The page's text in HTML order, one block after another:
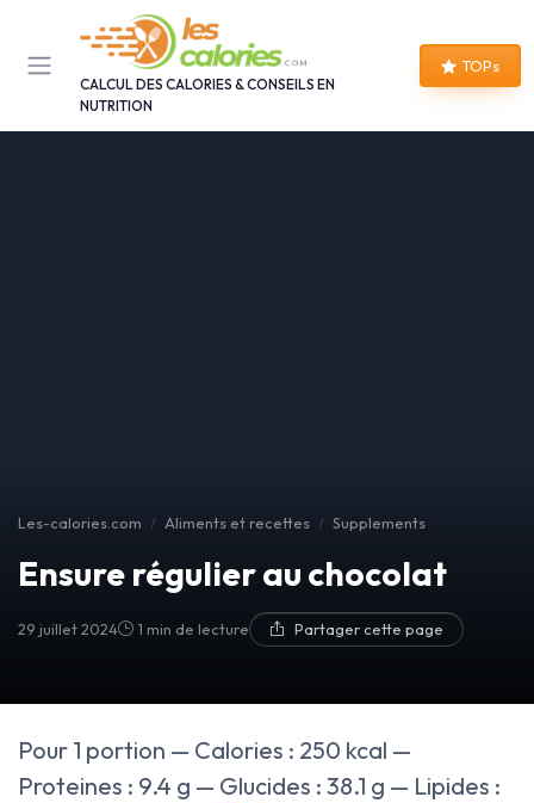
CALCUL DES CALORIES & CONSEILS EN
NUTRITION
TOPs
Les-calories.com Aliments et recettes Supplements
Ensure régulier au chocolat
29 juillet 2024 1 min de lecture Partager cette page
Pour 1 portion — Calories : 250 kcal —
Proteines : 9.4 g — Glucides : 38.1 g — Lipides :
Panneau de gestion des cookies